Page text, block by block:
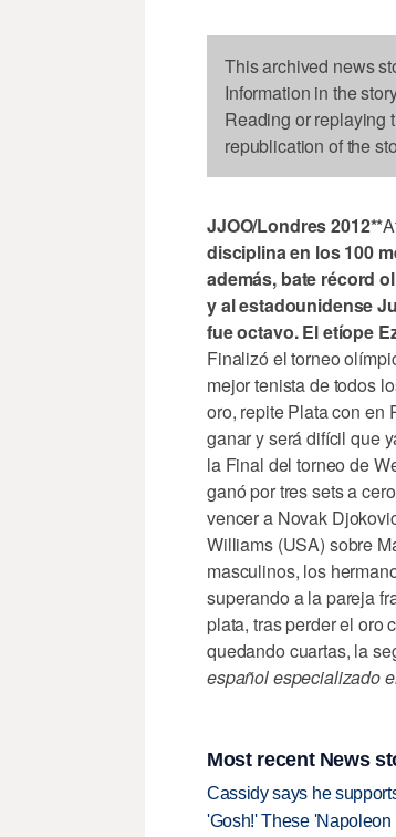
This archived news
Information in the
Reading or replaying
republication of the
JJOO/Londres 2012**
disciplina en los 100
además, bate récord
y al estadounidense
fue octavo. El etíope
Finalizó el torneo
mejor tenista de todos
oro, repite Plata con en
ganar y será difícil que
la Final del torneo de
ganó por tres sets a
vencer a Novak
Williams (USA) sobre
masculinos, los
superando a la pareja
plata, tras perder el oro
quedando cuartas, la
español especializado
Most recent News
Cassidy says he
'Gosh!' These 'Napoleon